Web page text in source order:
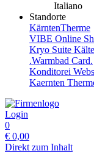
Italiano
Standorte
KärntenTherme
VIBE Online
Kryo Suite
.Warmbad Card.
Konditorei
Kaernten
Login
0
€ 0,00
Direkt zum Inhalt